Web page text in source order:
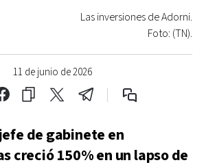
11 de junio de 2026
Las inversiones de Adorni.
Foto: (TN).
de gabinete en
creció 150% en un lapso de